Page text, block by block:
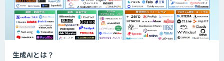
生成AIとは？